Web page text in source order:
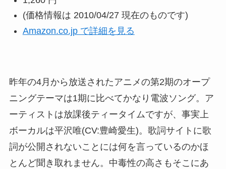
(価格情報は 2010/04/27 現在のものです)
Amazon.co.jp で詳細を見る
昨年の4月から放送されたアニメの第2期のオープ
ニングテーマは1期に比べてかなり電波ソング。ア
ーティストは放課後ティータイムですが、事実上
ボーカルは平沢唯(CV:豊崎愛生)。歌詞サイトに歌
詞が公開されないことには何を言っているのかほ
とんど聞き取れません。中毒性の高さもそこにあ